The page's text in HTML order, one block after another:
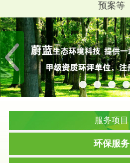
预案等
服务项目
环保服务